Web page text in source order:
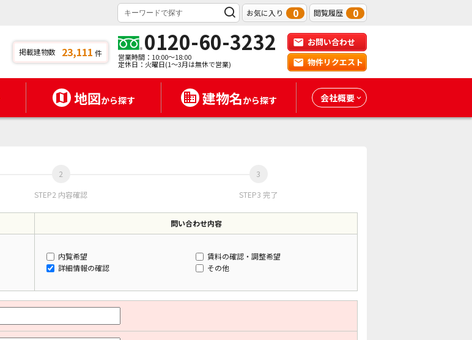
お気に入り 0 閲覧履歴 0
掲載建物数 23,111 件 0120-60-3232
営業時間：10:00～18:00
定休日：火曜日(1～3月は無休で営業)
お問い合わせ
物件リクエスト
地図から探す 建物名から探す 会社概要
STEP2 内容確認 STEP3 完了
問い合わせ内容
内覧希望
賃料の確認・調整希望
詳細情報の確認
その他